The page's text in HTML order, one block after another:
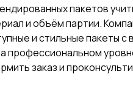
пакетов
и объём партии.
и стильные пакеты с
профессиональном
заказ и